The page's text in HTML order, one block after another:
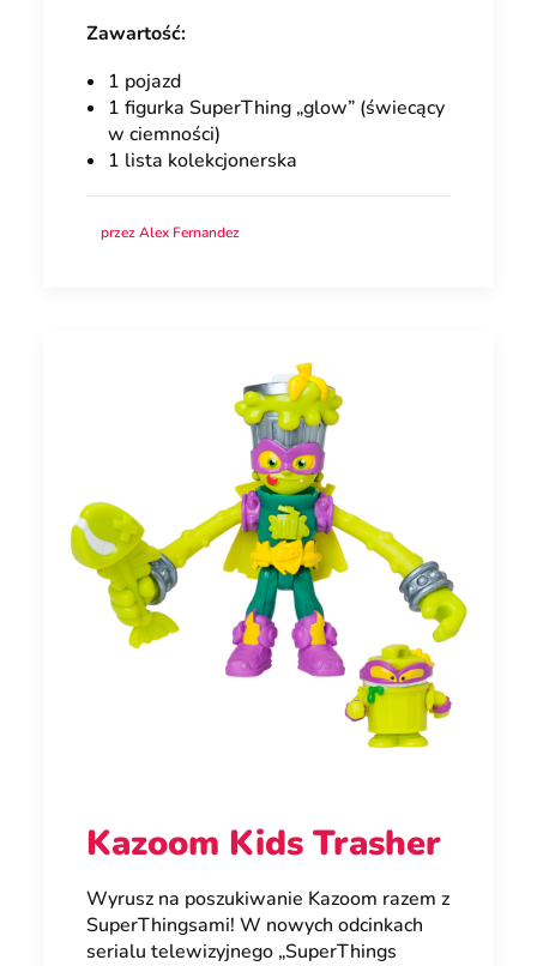
Zawartość:
1 pojazd
1 figurka SuperThing „glow” (świecący
w ciemności)
1 lista kolekcjonerska
przez Alex Fernandez
Kazoom Kids Trasher
Wyrusz na poszukiwanie Kazoom razem z
SuperThingsami! W nowych odcinkach
serialu telewizyjnego „SuperThings